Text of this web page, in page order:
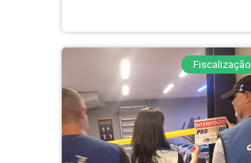
Fiscalização